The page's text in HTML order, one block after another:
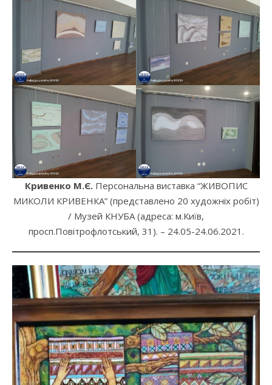
Кривенко М.Є.Персональна виставка “ЖИВОПИС
МИКОЛИ КРИВЕНКА” (представлено 20 художніх робіт)
/ Музей КНУБА (адреса: м.Київ,
просп.Повітрофлотський, 31). – 24.05-24.06.2021.